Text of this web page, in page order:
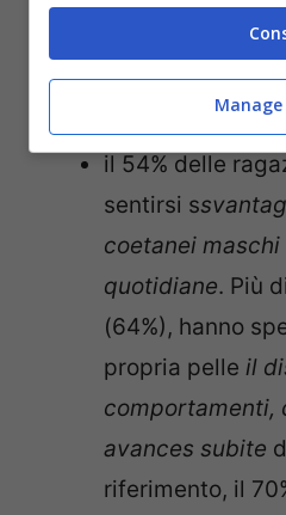
il 54% delle
sentirsi s
coetanei
quotidiane. Più
(64%), hanno
propria pelle il
comportamenti,
avances subite
riferimento, il